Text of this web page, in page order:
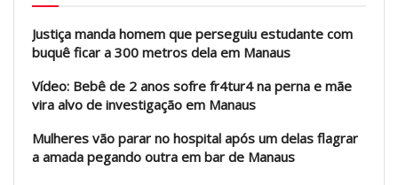
Justiça manda homem que perseguiu estudante com
buquê ficar a 300 metros dela em Manaus
Vídeo: Bebê de 2 anos sofre fr4tur4 na perna e mãe
vira alvo de investigação em Manaus
Mulheres vão parar no hospital após um delas flagrar
a amada pegando outra em bar de Manaus